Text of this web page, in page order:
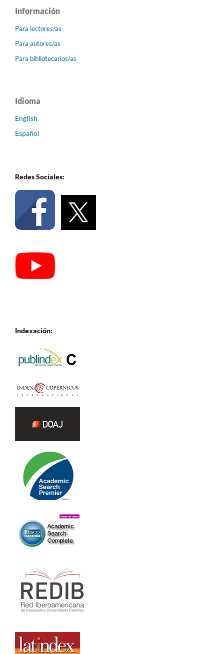
Información
Para lectores/as
Para autores/as
Para bibliotecarios/as
Idioma
English
Español
Redes Sociales:
Indexación: